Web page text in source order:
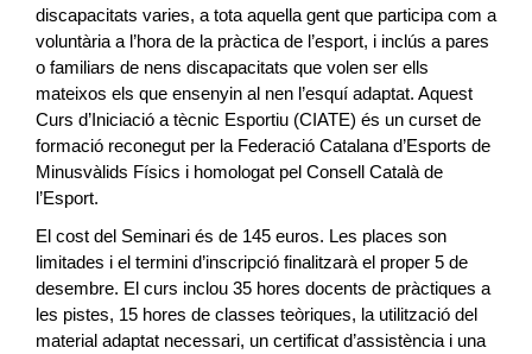
discapacitats varies, a tota aquella gent que participa com a
voluntària a l’hora de la pràctica de l’esport, i inclús a pares
o familiars de nens discapacitats que volen ser ells
mateixos els que ensenyin al nen l’esquí adaptat. Aquest
Curs d’Iniciació a tècnic Esportiu (CIATE) és un curset de
formació reconegut per la Federació Catalana d’Esports de
Minusvàlids Físics i homologat pel Consell Català de
l’Esport.
El cost del Seminari és de 145 euros. Les places son
limitades i el termini d’inscripció finalitzarà el proper 5 de
desembre. El curs inclou 35 hores docents de pràctiques a
les pistes, 15 hores de classes teòriques, la utilització del
material adaptat necessari, un certificat d’assistència i una